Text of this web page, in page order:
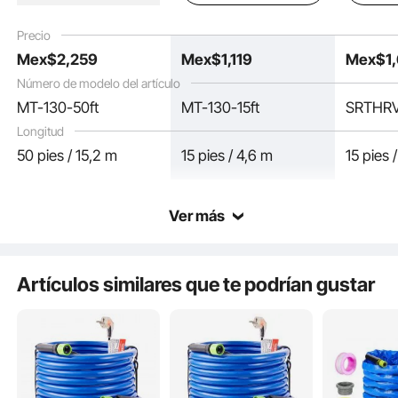
variable, lo que garantiza que la temperatura no suba demasiado y reduce el
consumo de energía. Funciona incluso sin agua. La capa exterior lisa
proporciona un calentamiento más rápido.
Precio
Número de modelo del artículo
Longitud
plomo ni BPA.
mm con adaptador
-45
Mex$2,259 Mex$1,119 Mex$
MT-130-50ft MT-130-15ft
50 pies / 15,2 m 15 pies / 4,6 m 15 pies
Ver más
Artículos similares que te podrían gustar